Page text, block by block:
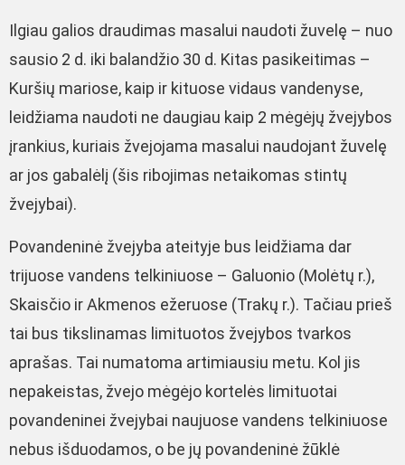
Ilgiau galios draudimas masalui naudoti žuvelę – nuo
sausio 2 d. iki balandžio 30 d. Kitas pasikeitimas –
Kuršių mariose, kaip ir kituose vidaus vandenyse,
leidžiama naudoti ne daugiau kaip 2 mėgėjų žvejybos
įrankius, kuriais žvejojama masalui naudojant žuvelę
ar jos gabalėlį (šis ribojimas netaikomas stintų
žvejybai).
Povandeninė žvejyba ateityje bus leidžiama dar
trijuose vandens telkiniuose – Galuonio (Molėtų r.),
Skaisčio ir Akmenos ežeruose (Trakų r.). Tačiau prieš
tai bus tikslinamas limituotos žvejybos tvarkos
aprašas. Tai numatoma artimiausiu metu. Kol jis
nepakeistas, žvejo mėgėjo kortelės limituotai
povandeninei žvejybai naujuose vandens telkiniuose
nebus išduodamos, o be jų povandeninė žūklė